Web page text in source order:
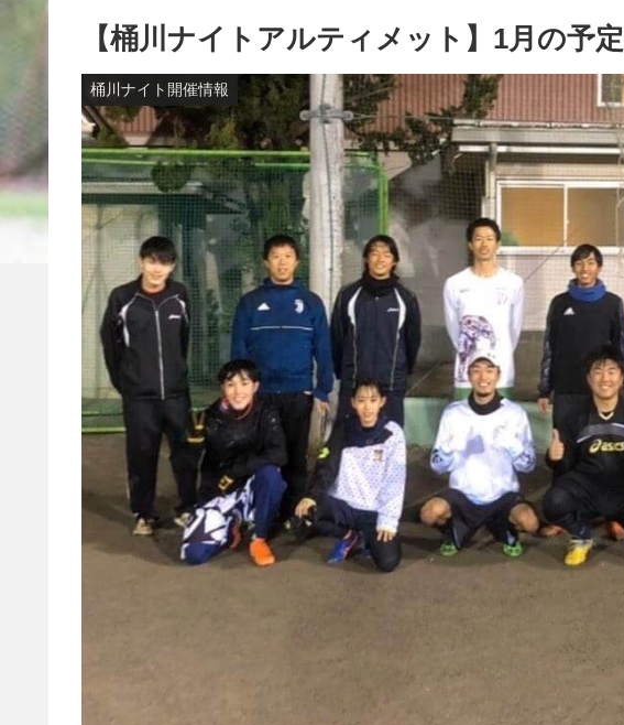
【桶川ナイトアルティメット】1月の予定
桶川ナイト開催情報